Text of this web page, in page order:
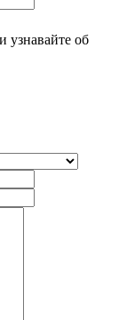
узнавайте об